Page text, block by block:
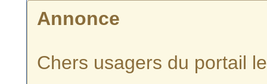
Annonce
Chers usagers du portail